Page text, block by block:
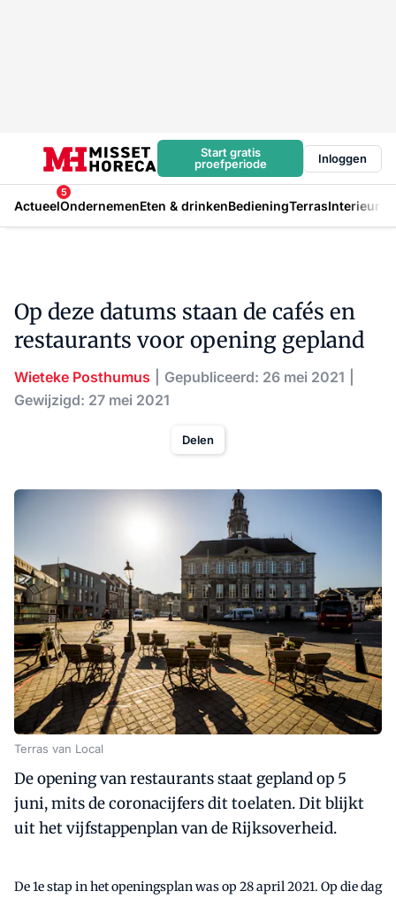
Start gratis
proefperiode
Inloggen
Actueel
5
OndernemenEten & drinkenBedieningTerrasInterieur
Op deze datums staan de cafés en
restaurants voor opening gepland
Wieteke Posthumus
Gepubliceerd: 26 mei 2021
Gewijzigd: 27 mei 2021
Delen
Terras van Local
De opening van restaurants staat gepland op 5
juni, mits de coronacijfers dit toelaten. Dit blijkt
uit het vijfstappenplan van de Rijksoverheid.
De 1e stap in het openingsplan was op 28 april 2021. Op die dag